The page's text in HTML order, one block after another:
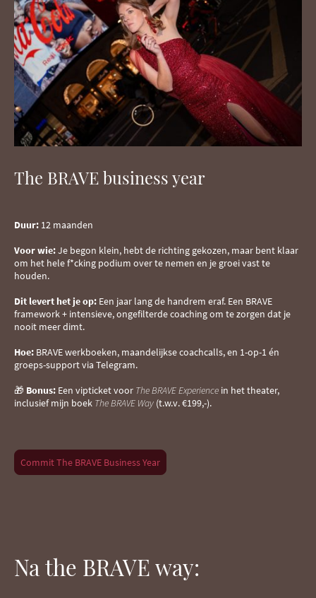
The BRAVE business year
Duur: 12 maanden
Voor wie:Je begon klein, hebt de richting gekozen, maar bent klaar
om het hele f*cking podium over te nemen en je groei vast te
houden.
Dit levert het je op: Een jaar lang de handrem eraf. Een BRAVE
framework + intensieve, ongefilterde coaching om te zorgen dat je
nooit meer dimt.
Hoe: BRAVE werkboeken, maandelijkse coachcalls, en 1-op-1 én
groeps-support via Telegram.
🎁 Bonus: Een vipticket voor The BRAVE Experience in het theater,
inclusief mijn boek The BRAVE Way (t.w.v. €199,-).
Commit The BRAVE Business Year
Na the BRAVE way: